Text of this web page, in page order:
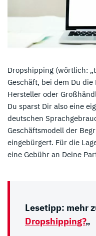
Dropshipping (wörtlich:
Geschäft, bei dem Du
Hersteller oder
Du sparst Dir also eine
deutschen
Geschäftsmodell der
eingebürgert. Für die
eine Gebühr an Deine
Lesetipp: mehr
Dropshipping?„